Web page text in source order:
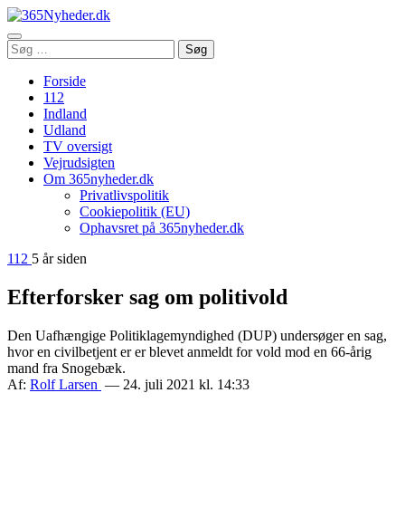
Åbn
menu
Søg
efter:
Søg
Forside
112
Indland
Udland
TV oversigt
Vejrudsigten
Om 365nyheder.dk
Privatlivspolitik
Cookiepolitik (EU)
Ophavsret på 365nyheder.dk
112 5 år siden
Efterforsker sag om politivold
Den Uafhængige Politiklagemyndighed (DUP) undersøger en sag,
hvor en civilbetjent er er blevet anmeldt for vold mod en 66-årig
mand fra Snogebæk.
Af: Rolf Larsen — 24. juli 2021 kl. 14:33